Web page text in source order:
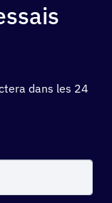
dans les 24